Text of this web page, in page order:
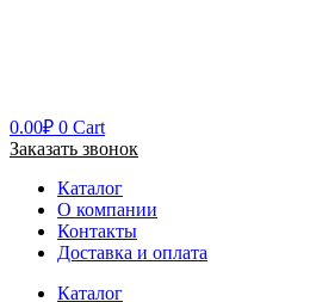
0.00₽ 0 Cart
Заказать звонок
Каталог
О компании
Контакты
Доставка и оплата
Каталог